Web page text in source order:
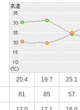
20.4 19.7 25.1
81 85 57